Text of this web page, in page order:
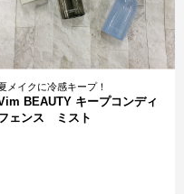
メイクに冷感キープ！
BEAUTY キープコンディ
ェンス ミスト